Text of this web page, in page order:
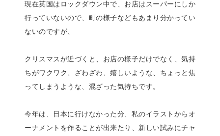
現在英国はロックダウン中で、お店はスーパーにしか
行っていないので、町の様子などもあまり分かってい
ないのですが、
クリスマスが近づくと、お店の様子だけでなく、気持
ちがワクワク、ざわざわ、嬉しいような、ちょっと焦
ってしまうような、混ざった気持ちです。
今年は、日本に行けなかった分、私のイラストからオ
ーナメントを作ることが出来たり、新しい試みにチャ